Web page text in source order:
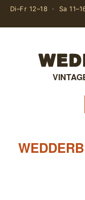
Di–Fr 12–18 · Sa